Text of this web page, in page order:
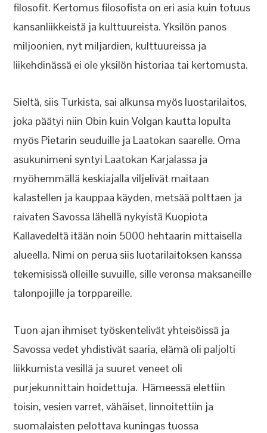
filosofit. Kertomus filosofista on eri asia kuin totuus
kansanliikkeistä ja kulttuureista. Yksilön panos
miljoonien, nyt miljardien, kulttuureissa ja
liikehdinässä ei ole yksilön historiaa tai kertomusta.
Sieltä, siis Turkista, sai alkunsa myös luostarilaitos,
joka päätyi niin Obin kuin Volgan kautta lopulta
myös Pietarin seuduille ja Laatokan saarelle. Oma
asukunimeni syntyi Laatokan Karjalassa ja
myöhemmällä keskiajalla viljelivät maitaan
kalastellen ja kauppaa käyden, metsää polttaen ja
raivaten Savossa lähellä nykyistä Kuopiota
Kallavedeltä itään noin 5000 hehtaarin mittaisella
alueella. Nimi on perua siis luotarilaitoksen kanssa
tekemisissä olleille suvuille, sille veronsa maksaneille
talonpojille ja torppareille.
Tuon ajan ihmiset työskentelivät yhteisöissä ja
Savossa vedet yhdistivät saaria, elämä oli paljolti
liikkumista vesillä ja suuret veneet oli
purjekunnittain hoidettuja. Hämeessä elettiin
toisin, vesien varret, vähäiset, linnoitettiin ja
suomalaisten pelottava kuningas tuossa